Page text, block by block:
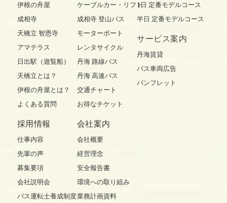
伊根の舟屋
成相寺
天橋立 智恩寺
アマテラス
日出駅（遊覧船）
天橋立とは？
伊根の舟屋とは？
よくある質問
ケーブルカー・リフト
成相寺 登山バス
モーターボート
レンタサイクル
丹海 路線バス
丹海 高速バス
交通チャート
お得なチケット
1日 定番モデルコース
半日 定番モデルコース
サービス案内
丹海賃貸
バス車両広告
パンフレット
採用情報
仕事内容
先輩の声
募集要項
会社説明会
バス運転士養成制度
会社案内
会社概要
経営理念
安全報告書
環境への取り組み
業務計画資料